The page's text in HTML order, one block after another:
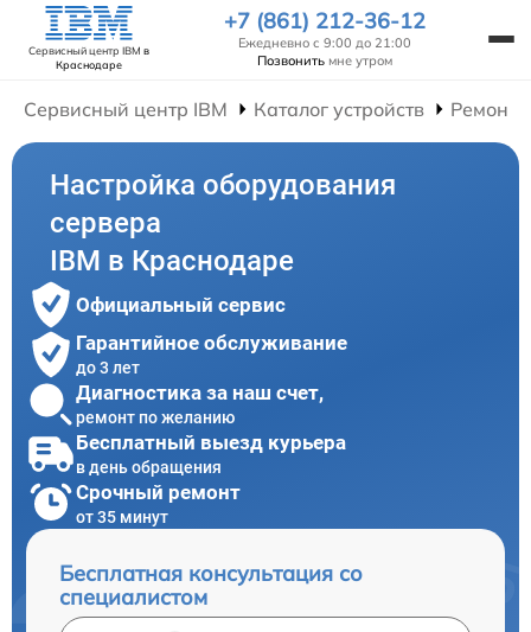
Сервисный центр IBM в
Краснодаре
+7 (861) 212-36-12
Ежедневно с 9:00 до 21:00
Позвонить мне утром
Сервисный центр IBM Каталог устройств Ремонт
Настройка оборудования
сервера
IBM в Краснодаре
Официальный сервис
Гарантийное обслуживание
до 3 лет
Диагностика за наш счет,
ремонт по желанию
Бесплатный выезд курьера
в день обращения
Срочный ремонт
от 35 минут
Бесплатная консультация со
специалистом